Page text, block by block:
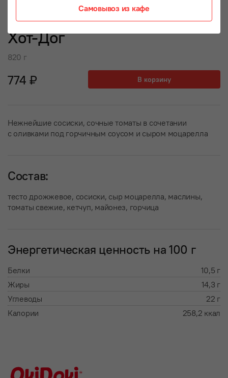
Хот-Дог
820 г
774 ₽ В корзину
Нежнейшие сосиски, сочные томаты в сочетании
с оливками под горчичным соусом и сыром моцарелла
Состав:
тесто дрожжевое, сосиски, сыр моцарелла, маслины,
томаты свежие, кетчуп, майонез, горчица
Энергетическая ценность на 100 г
Белки
10,5 г
Жиры
14,3 г
Углеводы
22 г
Калории
258,2 ккал
Самовывоз из кафе